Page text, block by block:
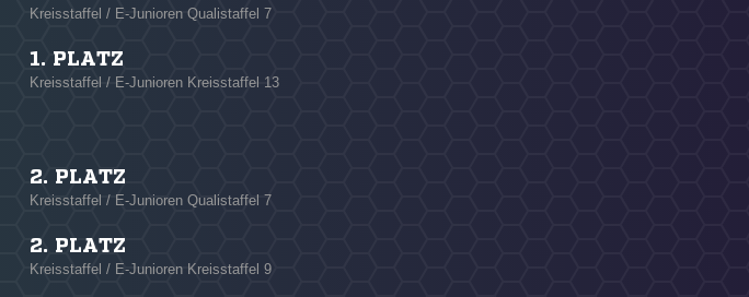
Kreisstaffel / E-Junioren Qualistaffel 7
1. PLATZ
Kreisstaffel / E-Junioren Kreisstaffel 13
2. PLATZ
Kreisstaffel / E-Junioren Qualistaffel 7
2. PLATZ
Kreisstaffel / E-Junioren Kreisstaffel 9